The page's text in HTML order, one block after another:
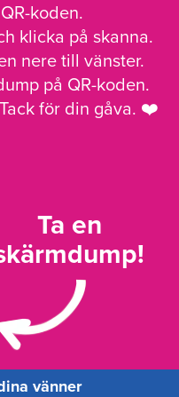
koden.
klicka på skanna.
nere till vänster.
på QR-koden.
för din gåva. ❤️
Ta en
vänner